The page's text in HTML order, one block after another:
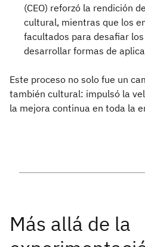
(CEO) reforzó la rendición
cultural, mientras que los
facultados para desafiar
desarrollar formas de
Este proceso no solo fue un
también cultural: impulsó la
la mejora continua en toda la